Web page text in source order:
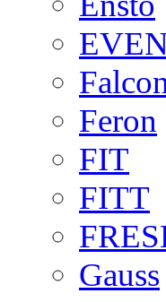
Feron
FIT
FITT
Gauss